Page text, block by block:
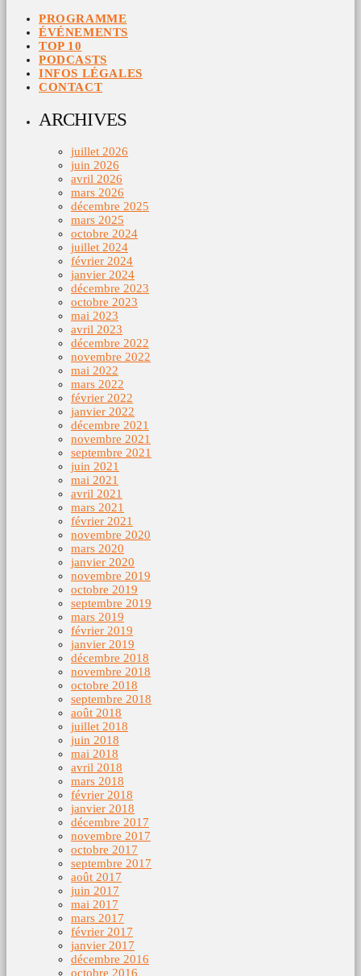
PROGRAMME
ÉVÉNEMENTS
TOP 10
PODCASTS
INFOS LÉGALES
CONTACT
ARCHIVES
juillet 2026
juin 2026
avril 2026
mars 2026
décembre 2025
mars 2025
octobre 2024
juillet 2024
février 2024
janvier 2024
décembre 2023
octobre 2023
mai 2023
avril 2023
décembre 2022
novembre 2022
mai 2022
mars 2022
février 2022
janvier 2022
décembre 2021
novembre 2021
septembre 2021
juin 2021
mai 2021
avril 2021
mars 2021
février 2021
novembre 2020
mars 2020
janvier 2020
novembre 2019
octobre 2019
septembre 2019
mars 2019
février 2019
janvier 2019
décembre 2018
novembre 2018
octobre 2018
septembre 2018
août 2018
juillet 2018
juin 2018
mai 2018
avril 2018
mars 2018
février 2018
janvier 2018
décembre 2017
novembre 2017
octobre 2017
septembre 2017
août 2017
juin 2017
mai 2017
mars 2017
février 2017
janvier 2017
décembre 2016
octobre 2016